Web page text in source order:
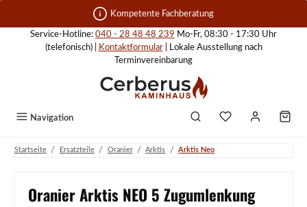
Zum Hauptinhalt springen Kompetente Fachberatung
Service-Hotline: 040 - 28 48 48 239 Mo-Fr, 08:30 - 17:30 Uhr
(telefonisch) |
Kontaktformular| Lokale Ausstellung nach
Terminvereinbarung
Navigation
Startseite / Ersatzteile / Oranier / Arktis / Arktis Neo
Oranier Arktis NEO 5 Zugumlenkung